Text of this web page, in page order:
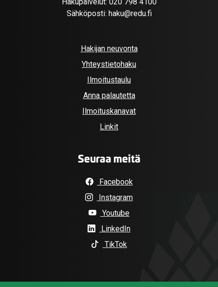
Hakupalvelut: 020 798 4100
Sähköposti: haku@redu.fi
Hakijan neuvonta
Yhteystietohaku
Ilmoitustaulu
Anna palautetta
Ilmoituskanavat
Linkit
Seuraa meitä
Facebook
Instagram
Youtube
LinkedIn
TikTok